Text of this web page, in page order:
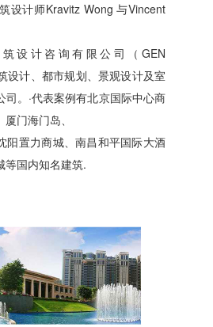
设计师Kravitz Wong 与Vincent
设计咨询有限公司（GEN
设计、都市规划、景观设计及室
司。·代表案例有北京国际中心商
门海门岛、
阳置力商城、南昌和平国际大酒
等国内知名建筑.